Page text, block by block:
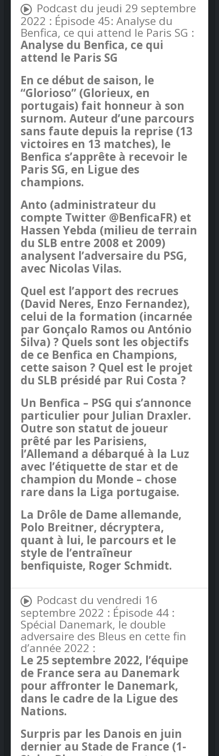
Podcast du jeudi 29 septembre
2022 : Épisode 45: Analyse du
Benfica, ce qui attend le Paris SG :
Analyse du Benfica, ce qui
attend le Paris SG
En ce début de saison, le
“Glorioso” (Glorieux, en
portugais) fait honneur à son
surnom. Auteur d’une parcours
sans faute depuis la reprise (13
victoires en 13 matches), le
Benfica s’apprête à recevoir le
Paris SG, en Ligue des
champions.
Anto (administrateur du
compte Twitter @BenficaFR) et
Hassen Yebda (milieu de terrain
du SLB entre 2008 et 2009)
analysent l’adversaire du PSG,
avec Nicolas Vilas.
Quel est l’apport des recrues
(David Neres, Enzo Fernandez),
celui de la formation (incarnée
par Gonçalo Ramos ou António
Silva) ? Quels sont les objectifs
de ce Benfica en Champions,
cette saison ? Quel est le projet
du SLB présidé par Rui Costa ?
Un Benfica – PSG qui s’annonce
particulier pour Julian Draxler.
Outre son statut de joueur
prêté par les Parisiens,
l’Allemand a débarqué à la Luz
avec l’étiquette de star et de
champion du Monde – chose
rare dans la Liga portugaise.
La Drôle de Dame allemande,
Polo Breitner, décryptera,
quant à lui, le parcours et le
style de l’entraîneur
benfiquiste, Roger Schmidt.
Podcast du vendredi 16
septembre 2022 : Épisode 44 :
Spécial Danemark, le double
adversaire des Bleus en cette fin
d’année 2022 :
Le 25 septembre 2022, l’équipe
de France sera au Danemark
pour affronter le Danemark,
dans le cadre de la Ligue des
Nations.
Surpris par les Danois en juin
dernier au Stade de France (1-